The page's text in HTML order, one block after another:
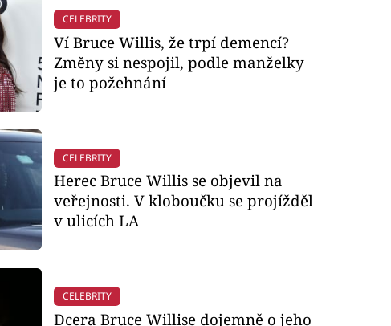
CELEBRITY
Ví Bruce Willis, že trpí demencí?
Změny si nespojil, podle manželky
je to požehnání
CELEBRITY
Herec Bruce Willis se objevil na
veřejnosti. V kloboučku se projížděl
v ulicích LA
CELEBRITY
Dcera Bruce Willise dojemně o jeho